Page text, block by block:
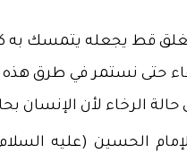
قط يجعله يتمسك به
حتى نستمر في طرق هذه
الرخاء لأن الإنسان
الحسين (عليه